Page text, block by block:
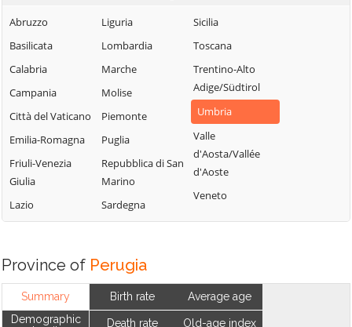
Abruzzo
Basilicata
Calabria
Campania
Città del Vaticano
Emilia-Romagna
Friuli-Venezia
Giulia
Lazio
Liguria
Lombardia
Marche
Molise
Piemonte
Puglia
Repubblica di San
Marino
Sardegna
Sicilia
Toscana
Trentino-Alto
Adige/Südtirol
Umbria
Valle
d'Aosta/Vallée
d'Aoste
Veneto
Province of Perugia
Summary
Demographic
Birth rate
Death rate
Average age
Old-age index